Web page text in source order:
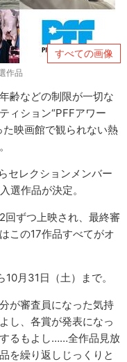
すべての画像
作品
齢などの制限が一切な
ィション“PFFアワー
た映画館で観られない熱
セレクションメンバー
選作品が決定。
回ずつ上映され、最終審
この17作品すべてがオ
月31日（土）まで。
が審査員になった気持
し、各賞が発表になっ
るもよし……全作品見放
を繰り返しじっくりと